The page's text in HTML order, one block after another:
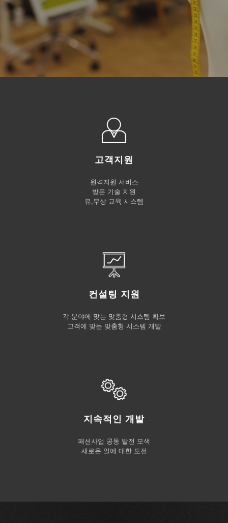
고객지원
원격지원 서비스
방문 기술 지원
유,무상 교육 시스템
컨설팅 지원
각 분야에 맞는 맞춤형 시스템 확보
고객에 맞는 맞춤형 시스템 개발
지속적인 개발
패션사업 공동 발전 모색
새로운 일에 대한 도전